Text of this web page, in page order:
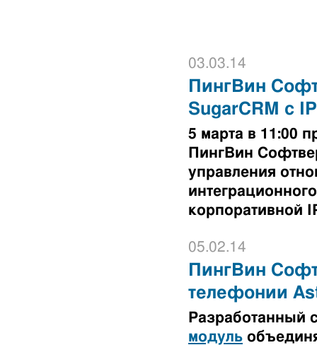
03.03.14
ПингВин
SugarCRM с
5 марта в 11:00
ПингВин
управления
корпоративной
05.02.14
ПингВин
телефонии
Разработанный
модуль